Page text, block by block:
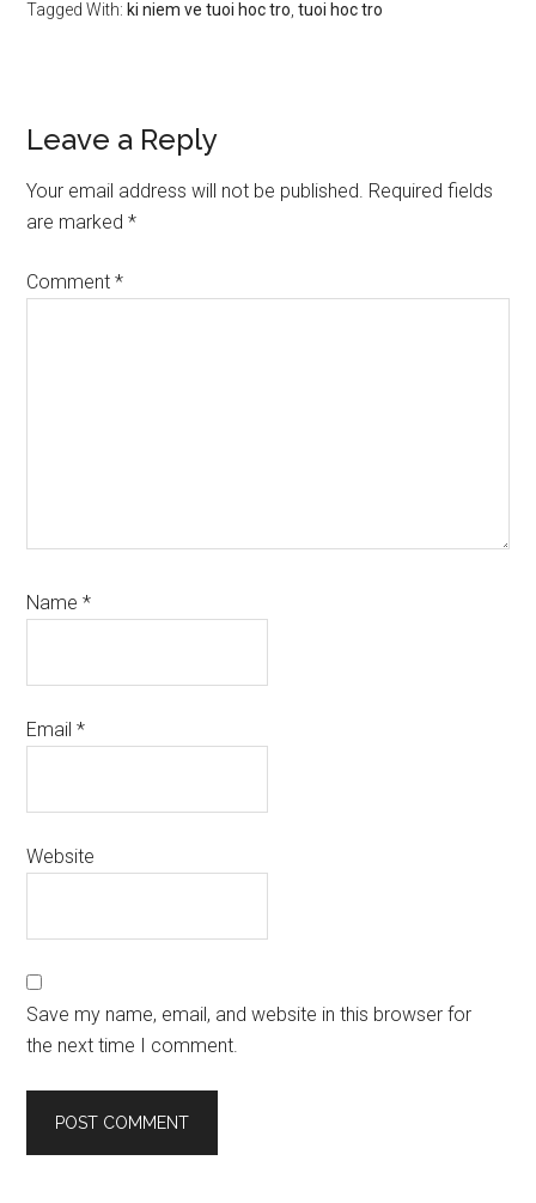
Tagged With: ki niem ve tuoi hoc tro ,tuoi hoc tro
Reader
Interactions
Leave a Reply
Your email address will not be published. Required fields
are marked*
Comment*
Name*
Email*
Website
Save my name, email, and website in this browser for
the next time I comment.